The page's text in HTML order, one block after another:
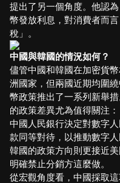
提出了另一個角度。他認
幣發放利息，對消費者而
稅」。
中國與韓國的情況如何？
儘管中國和韓國在加密貨
洲國家，但兩國近期均圍
幣政策推出了一系列新舉
的政策差異尤為值得關注：
中國人民銀行決定對數字
款同等對待，以推動數字人
韓國的政策方向則更接近
明確禁止分銷方這麼做。
從宏觀角度看，中國採取